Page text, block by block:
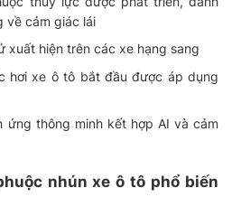
về cảm giác lái
xuất hiện trên các xe hạng sang
hơi xe ô tô bắt đầu được áp dụng
ứng thông minh kết hợp AI và cảm
nhún xe ô tô phổ biến